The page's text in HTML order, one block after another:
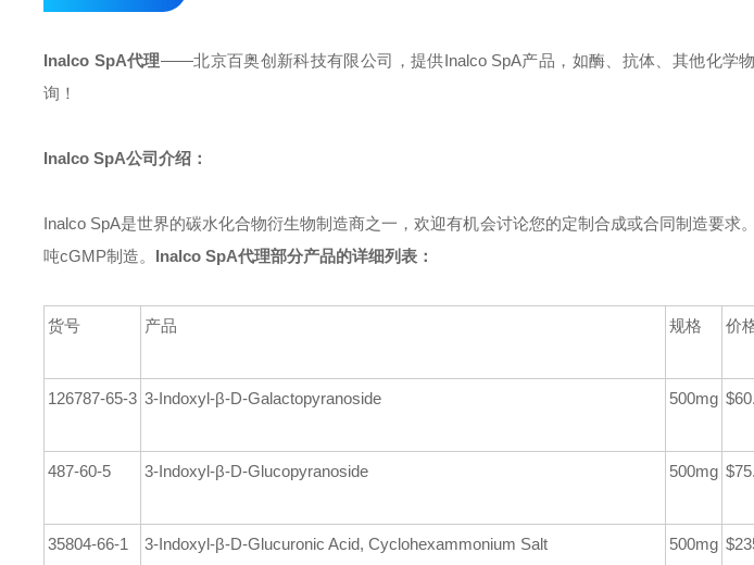
Inalco SpA代理——北京百奥创新科技有限公司，提供Inalco SpA产品，如酶、抗体、其他化学
询！
Inalco SpA公司介绍：
Inalco SpA是世界的碳水化合物衍生物制造商之一，欢迎有机会讨论您的定制合成或合同制造要求
吨cGMP制造。 Inalco SpA代理部分产品的详细列表：
货号 产品 规格 价
126787-65-3 3-Indoxyl-β-D-Galactopyranoside 500mg
487-60-5 3-Indoxyl-β-D-Glucopyranoside 500mg
35804-66-1 3-Indoxyl-β-D-Glucuronic Acid, Cyclohexammonium Salt 500mg